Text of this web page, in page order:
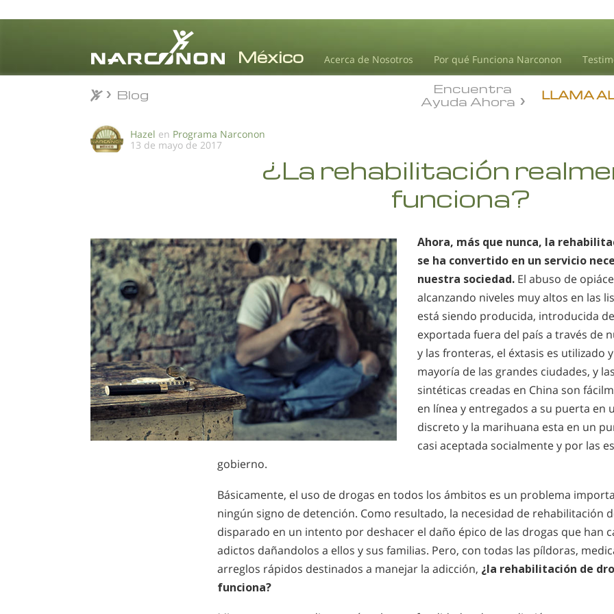
Acerca de Nosotros Por qué Funciona Narconon
LLAMA
Encuentra
Ayuda Ahora
Blog
Hazel en Programa Narconon
13 de mayo de 2017
¿La rehabilitación
funciona?
Ahora, más que nunca, la
se ha convertido en un servicio
nuestra sociedad. El abuso de
alcanzando niveles muy altos en las
está siendo producida, introducida
exportada fuera del país a través de
y las fronteras, el éxtasis es utilizado
mayoría de las grandes ciudades, y
sintéticas creadas en China son
en línea y entregados a su puerta en
discreto y la marihuana esta en un
casi aceptada socialmente y por las
gobierno.
Básicamente, el uso de drogas en todos los ámbitos es un problema
ningún signo de detención. Como resultado, la necesidad de rehabilitación
disparado en un intento por deshacer el daño épico de las drogas que han
adictos dañandolos a ellos y sus familias. Pero, con todas las píldoras,
arreglos rápidos destinados a manejar la adicción, ¿la rehabilitación de
funciona?
Blog